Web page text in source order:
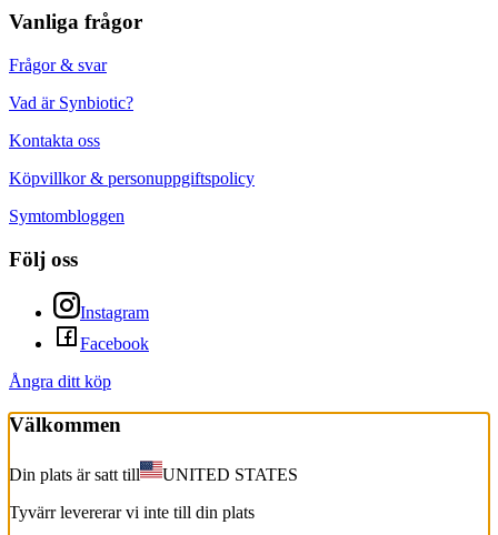
Vanliga frågor
Frågor & svar
Vad är Synbiotic?
Kontakta oss
Köpvillkor & personuppgiftspolicy
Symtombloggen
Följ oss
Instagram
Facebook
Ångra ditt köp
Välkommen
Din plats är satt till
UNITED STATES
Tyvärr levererar vi inte till din plats